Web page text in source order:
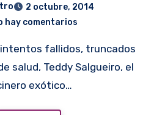
2 octubre, 2014
hay comentarios
salud, Teddy Salgueiro, el
exótico…